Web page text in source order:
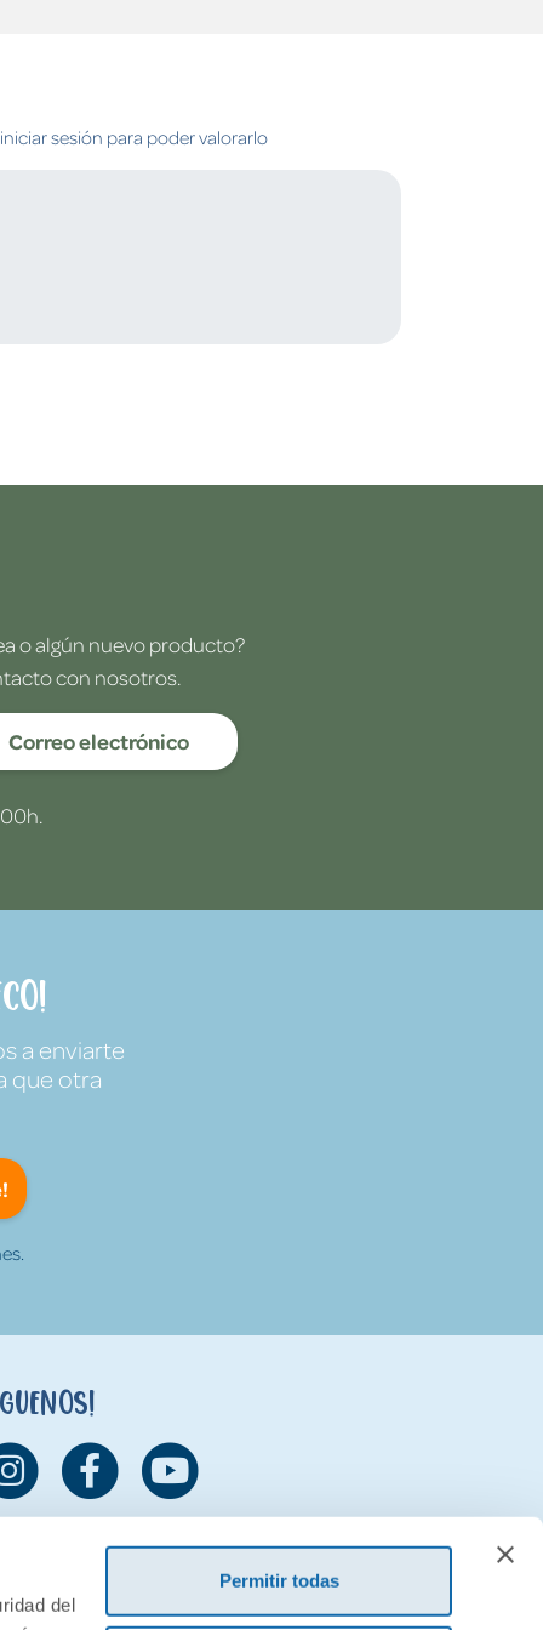
del
Permitir todas
sesión para poder valorarlo
o algún nuevo producto?
con nosotros.
Correo electrónico
a enviarte
que otra